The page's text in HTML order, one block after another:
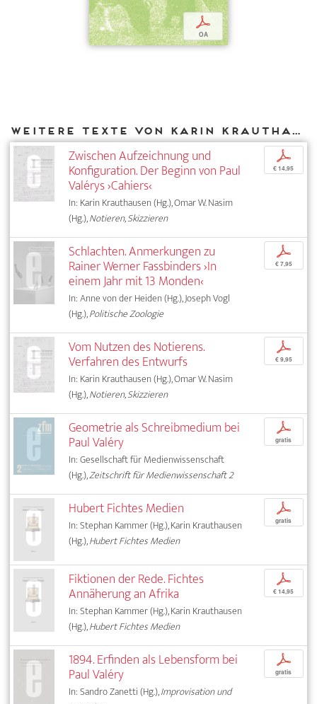
p
OA
Weitere Texte von Karin Krauthausen bei DIAPHANES
Zwischen Aufzeichnung und
Konfiguration. Der Beginn von Paul
Valérys ›Cahiers‹
In: Karin Krauthausen (Hg.), Omar W. Nasim
(Hg.),Notieren, Skizzieren
p
€ 14,95
Schlachten. Anmerkungen zu
Rainer Werner Fassbinders ›In
einem Jahr mit 13 Monden‹
In: Anne von der Heiden (Hg.), Joseph Vogl
(Hg.),Politische Zoologie
p
€ 7,95
Vom Nutzen des Notierens.
Verfahren des Entwurfs
In: Karin Krauthausen (Hg.), Omar W. Nasim
(Hg.),Notieren, Skizzieren
p
€ 9,95
Geometrie als Schreibmedium bei
Paul Valéry
In: Gesellschaft für Medienwissenschaft
(Hg.),Zeitschrift für Medienwissenschaft 2
p
gratis
Hubert Fichtes Medien
In: Stephan Kammer (Hg.), Karin Krauthausen
(Hg.),Hubert Fichtes Medien
p
gratis
Fiktionen der Rede. Fichtes
Annäherung an Afrika
In: Stephan Kammer (Hg.), Karin Krauthausen
(Hg.),Hubert Fichtes Medien
p
€ 14,95
1894. Erfinden als Lebensform bei
Paul Valéry
In: Sandro Zanetti (Hg.),Improvisation und
p
gratis